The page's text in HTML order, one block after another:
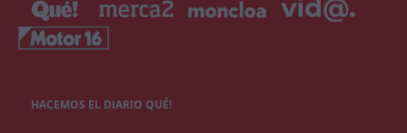
HACEMOS EL DIARIO QUÉ!